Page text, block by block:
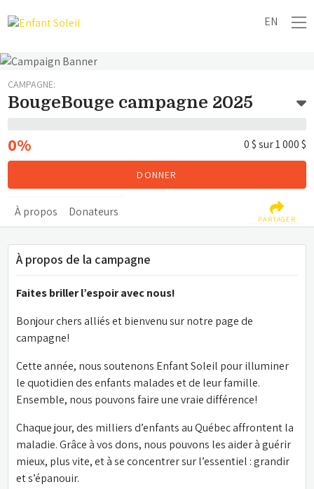
EN
CAMPAGNE:
BougeBouge campagne 2025
0% 0 $sur1 000 $
DONNER
À propos Donateurs PARTAGER
À propos de la campagne
Faites briller l’espoir avec nous!
Bonjour chers alliés et bienvenu sur notre page de
campagne!
Cette année, nous soutenons Enfant Soleil pour illuminer
le quotidien des enfants malades et de leur famille.
Ensemble, nous pouvons faire une vraie différence!
Chaque jour, des milliers d’enfants au Québec affrontent la
maladie. Grâce à vos dons, nous pouvons les aider à guérir
mieux, plus vite, et à se concentrer sur l’essentiel : grandir
et s’épanouir.